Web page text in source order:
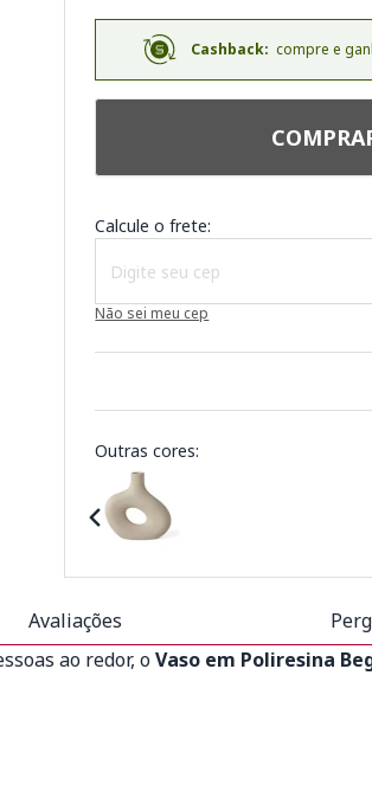
Cashback: compre e
Calcule o frete:
Não sei meu cep
Outras cores:
Avaliações
ao redor, oVaso em Poliresina